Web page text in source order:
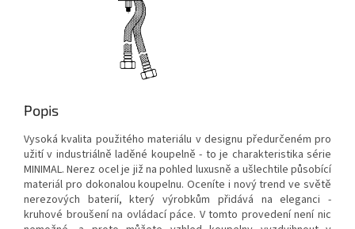
Popis
Vysoká kvalita použitého materiálu v designu předurčeném pro
užití v industriálně laděné koupelně - to je charakteristika série
MINIMAL. Nerez ocel je již na pohled luxusně a ušlechtile působící
materiál pro dokonalou koupelnu. Oceníte i nový trend ve světě
nerezových baterií, který výrobkům přidává na eleganci -
kruhové broušení na ovládací páce. V tomto provedení není nic